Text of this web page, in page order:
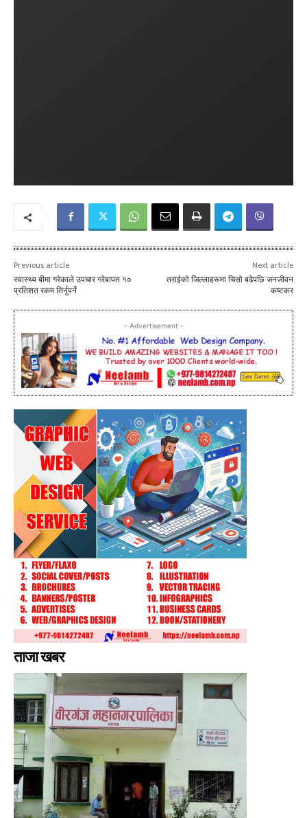
Previous article
स्वास्थ्य बीमा गरेकाले उपचार गरेबापत १०
प्रतिशत रकम तिर्नुपर्ने
Next article
तराईको जिल्लाहरूमा चिसो बढेपछि जनजीवन
कष्टकर
- Advertisement -
ताजा खबर